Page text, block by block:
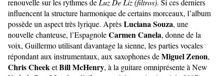
renouvelle sur les rythmes de Luz De Liz (filtros). Si ces derniers
influencent la structure harmonique de certains morceaux, l’album
possède un aspect très lyrique. AprèsLuciana Souza, une
nouvelle chanteuse, l’EspagnoleCarmen Canela, donne de la
voix, Guillermo utilisant davantage la sienne, les parties vocales
répondant aux instrumentaux, aux saxophones deMiguel Zenon,
Chris CheeketBill McHenry, à la guitare omniprésente à New